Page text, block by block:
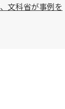
文科省が事例を